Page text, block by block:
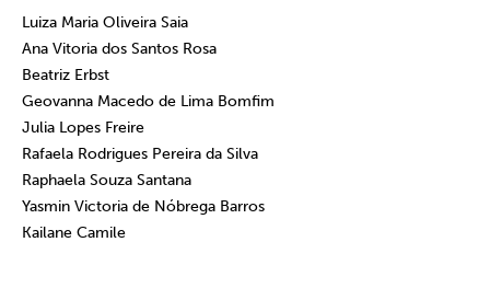
Luiza Maria Oliveira Saia
Ana Vitoria dos Santos Rosa
Beatriz Erbst
Geovanna Macedo de Lima Bomfim
Julia Lopes Freire
Rafaela Rodrigues Pereira da Silva
Raphaela Souza Santana
Yasmin Victoria de Nóbrega Barros
Kailane Camile